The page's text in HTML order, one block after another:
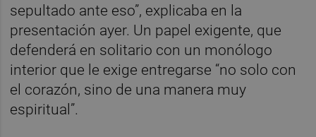
sepultado ante eso”, explicaba en la
presentación ayer. Un papel exigente, que
defenderá en solitario con un monólogo
interior que le exige entregarse “no solo con
el corazón, sino de una manera muy
espiritual”.